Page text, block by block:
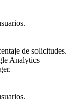
de solicitudes.
Analytics